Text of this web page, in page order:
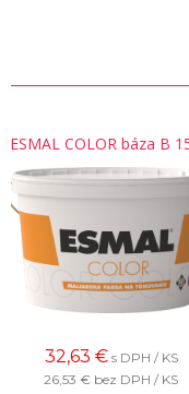
ESMAL COLOR báza B
32,63 € s DPH / KS
26,53 € bez DPH / KS